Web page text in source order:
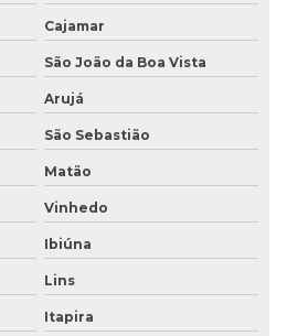
Cajamar
São João da Boa Vista
Arujá
São Sebastião
Matão
Vinhedo
Ibiúna
Lins
Itapira